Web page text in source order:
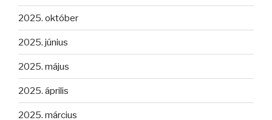
2025. október
2025. június
2025. május
2025. április
2025. március